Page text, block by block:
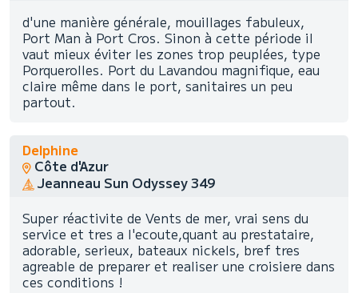
d'une manière générale, mouillages fabuleux,
Port Man à Port Cros. Sinon à cette période il
vaut mieux éviter les zones trop peuplées, type
Porquerolles. Port du Lavandou magnifique, eau
claire même dans le port, sanitaires un peu
partout.
Delphine
Côte d'Azur
Jeanneau Sun Odyssey 349
Super réactivite de Vents de mer, vrai sens du
service et tres a l'ecoute,quant au prestataire,
adorable, serieux, bateaux nickels, bref tres
agreable de preparer et realiser une croisiere dans
ces conditions !